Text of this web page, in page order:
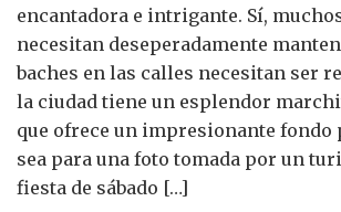
encantadora e intrigante. Sí,
necesitan deseperadamente
baches en las calles necesitan ser
la ciudad tiene un esplendor
que ofrece un impresionante fondo
sea para una foto tomada por un
fiesta de sábado […]